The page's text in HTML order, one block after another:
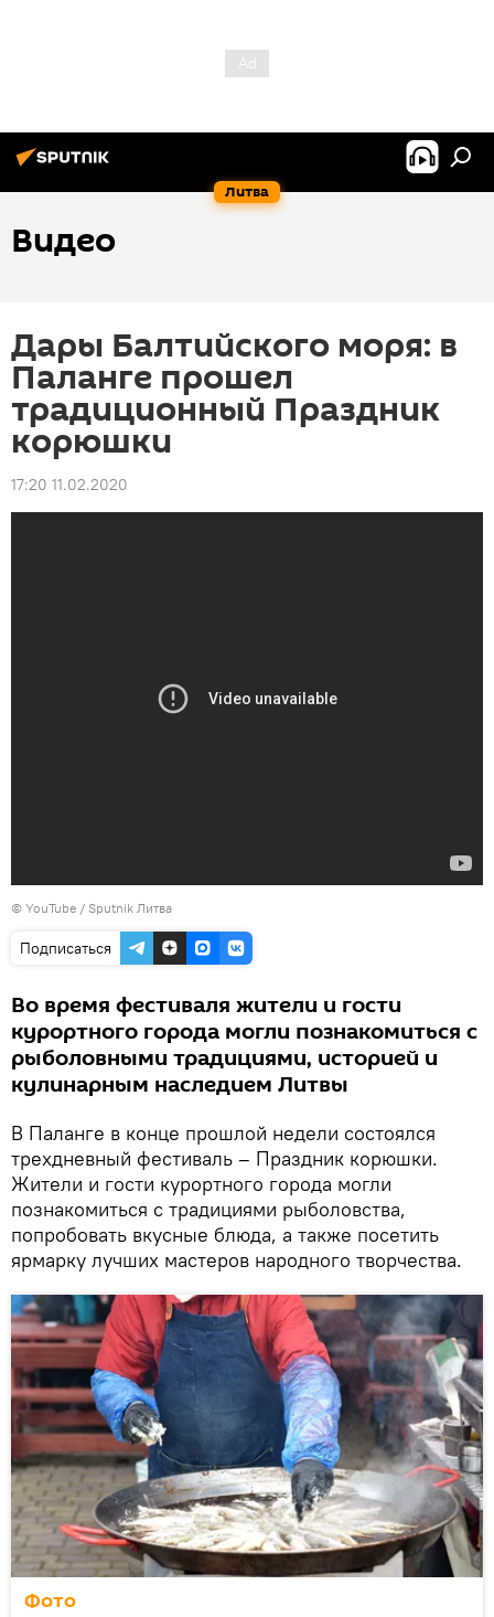
Литва
Видео
Дары Балтийского моря: в
Паланге прошел
традиционный Праздник
корюшки
17:20 11.02.2020
© YouTube / Sputnik Литва
Подписаться
Во время фестиваля жители и гости
курортного города могли познакомиться с
рыболовными традициями, историей и
кулинарным наследием Литвы
В Паланге в конце прошлой недели состоялся
трехдневный фестиваль – Праздник корюшки.
Жители и гости курортного города могли
познакомиться с традициями рыболовства,
попробовать вкусные блюда, а также посетить
ярмарку лучших мастеров народного творчества.
Фото